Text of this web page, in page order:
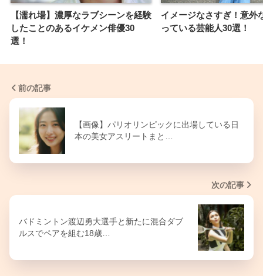
【濡れ場】濃厚なラブシーンを経験
したことのあるイケメン俳優30
選！
イメージなさすぎ！意外
っている芸能人30選！
前の記事
【画像】パリオリンピックに出場している日
本の美女アスリートまと…
次の記事
バドミントン渡辺勇大選手と新たに混合ダブ
ルスでペアを組む18歳…